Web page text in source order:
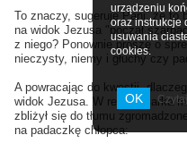
To znaczy, sugeruje Pani, że to
na widok Jezusa "począł
z niego? Ponownie proszę o
nieczysty, niemy i głuchy czy
A powracając do kwestii,
widok Jezusa. W relacji Marka
zbliżył się do tłumu
na padaczkę chłopca:
urządzeniu
oraz instrukcje
usuwania
cookies.
OK